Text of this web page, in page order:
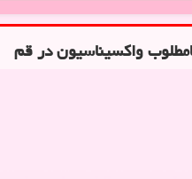
واکسیناسیون در قم